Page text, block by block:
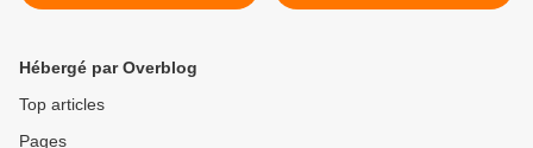
c'est... >
Hébergé par Overblog
Top articles
Pages